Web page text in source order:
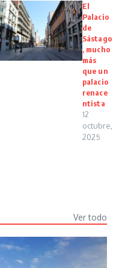
El
Palacio
de
Sástago
, mucho
más
que un
palacio
renace
ntista
12
octubre,
2025
Ver todo